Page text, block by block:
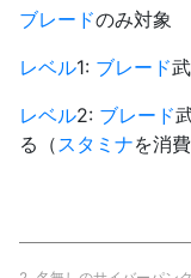
ブレードのみ対象
レベル1: ブレード
レベル2: ブレード
る（ スタミナを消費